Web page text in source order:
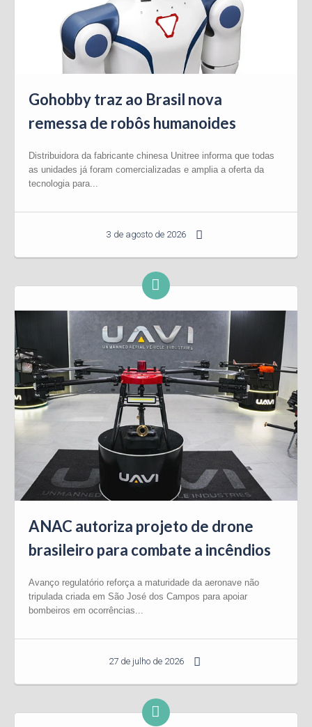
Gohobby traz ao Brasil nova
remessa de robôs humanoides
Distribuidora da fabricante chinesa Unitree informa que todas
as unidades já foram comercializadas e amplia a oferta da
tecnologia para...
3 de agosto de 2026
ANAC autoriza projeto de drone
brasileiro para combate a incêndios
Avanço regulatório reforça a maturidade da aeronave não
tripulada criada em São José dos Campos para apoiar
bombeiros em ocorrências...
27 de julho de 2026